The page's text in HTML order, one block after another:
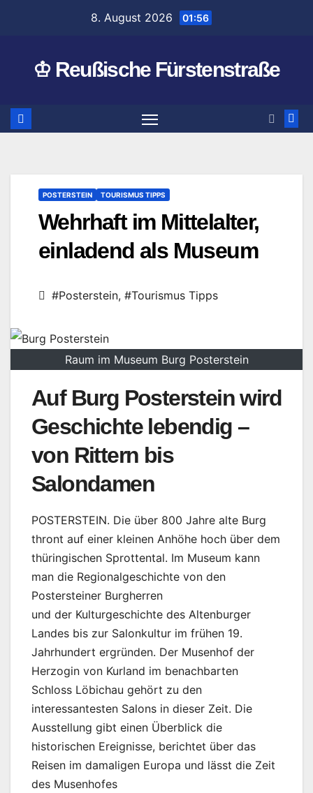
8. August 2026 01:56
♔ Reußische Fürstenstraße
POSTERSTEIN TOURISMUS TIPPS
Wehrhaft im Mittelalter,
einladend als Museum
#Posterstein, #Tourismus Tipps
Raum im Museum Burg Posterstein
Auf Burg Posterstein wird
Geschichte lebendig –
von Rittern bis
Salondamen
POSTERSTEIN. Die über 800 Jahre alte Burg
thront auf einer kleinen Anhöhe hoch über dem
thüringischen Sprottental. Im Museum kann
man die Regionalgeschichte von den
Postersteiner Burgherren
und der Kulturgeschichte des Altenburger
Landes bis zur Salonkultur im frühen 19.
Jahrhundert ergründen. Der Musenhof der
Herzogin von Kurland im benachbarten
Schloss Löbichau gehört zu den
interessantesten Salons in dieser Zeit. Die
Ausstellung gibt einen Überblick die
historischen Ereignisse, berichtet über das
Reisen im damaligen Europa und lässt die Zeit
des Musenhofes